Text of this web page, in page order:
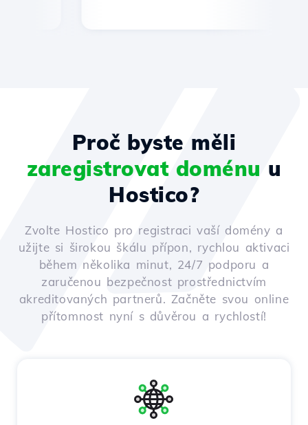
Proč byste měli
zaregistrovat doménu u
Hostico?
Zvolte Hostico pro registraci vaší domény a
užijte si širokou škálu přípon, rychlou aktivaci
během několika minut, 24/7 podporu a
zaručenou bezpečnost prostřednictvím
akreditovaných partnerů. Začněte svou online
přítomnost nyní s důvěrou a rychlostí!